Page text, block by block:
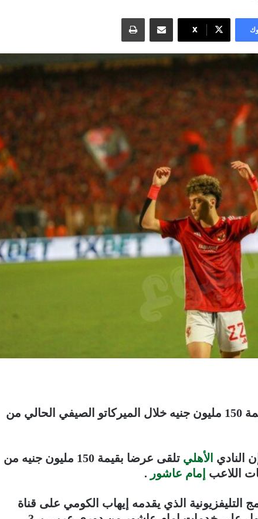
X
مشاركة عبر البريد طباعة
عرضاً خليجياً بقيمة 150 مليون جنيه خلال الميركاتو الصيفي الحالي من
النادي الأهلي
تلقى عرضا بقيمة 150 مليون جنيه من
اللاعب إمام عاشور .
الذي يقدمه إيهاب الكومي على قناة